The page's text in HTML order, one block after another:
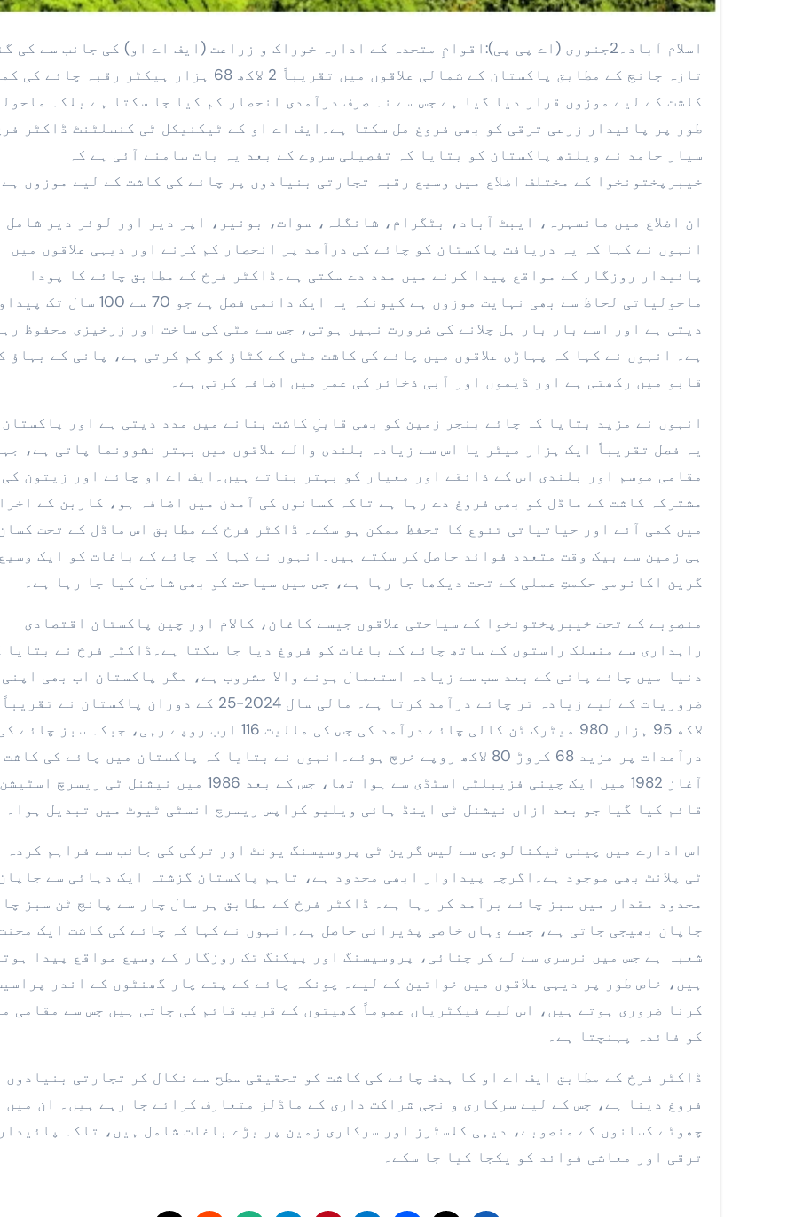
اسلام آباد۔2جنوری (اے پی پی):اقوامِ متحدہ کے ادارہ خوراک و زراعت (ایف اے او) کی جانب سے کی گئی
تازہ جانچ کے مطابق پاکستان کے شمالی علاقوں میں تقریباً 2 لاکھ 68 ہزار ہیکٹر رقبہ
کاشت کے لیے موزوں قرار دیا گیا ہے جس سے نہ صرف درآمدی انحصار کم کیا جا سکتا ہے بلکہ
طور پر پائیدار زرعی ترقی کو بھی فروغ مل سکتا ہے۔ایف اے او کے ٹیکنیکل ٹی کنسلٹنٹ ڈاکٹر
سیار حامد نے ویلتھ پاکستان کو بتایا کہ تفصیلی سروے کے بعد یہ بات سامنے آئی ہے کہ
خیبرپختونخوا کے مختلف اضلاع میں وسیع رقبہ تجارتی بنیادوں پر چائے کی کاشت کے لیے موزوں
ان اضلاع میں مانسہرہ، ایبٹ آباد، بٹگرام، شانگلہ، سوات، بونیر، اپر دیر اور لوئر دیر شامل
انہوں نے کہا کہ یہ دریافت پاکستان کو چائے کی درآمد پر انحصار کم کرنے اور دیہی علاقوں میں
پائیدار روزگار کے مواقع پیدا کرنے میں مدد دے سکتی ہے۔ڈاکٹر فرخ کے مطابق چائے کا پودا
ماحولیاتی لحاظ سے بھی نہایت موزوں ہے کیونکہ یہ ایک دائمی فصل ہے جو 70 سے
دیتی ہے اور اسے بار بار ہل چلانے کی ضرورت نہیں ہوتی، جس سے مٹی کی ساخت اور زرخیزی محفوظ
ہے۔ انہوں نے کہا کہ پہاڑی علاقوں میں چائے کی کاشت مٹی کے کٹاؤ کو کم کرتی ہے، پانی کے بہاؤ
قابو میں رکھتی ہے اور ڈیموں اور آبی ذخائر کی عمر میں اضافہ کرتی ہے۔
انہوں نے مزید بتایا کہ چائے بنجر زمین کو بھی قابلِ کاشت بنانے میں مدد دیتی ہے اور
یہ فصل تقریباً ایک ہزار میٹر یا اس سے زیادہ بلندی والے علاقوں میں بہتر نشوونما پاتی ہے،
مقامی موسم اور بلندی اس کے ذائقے اور معیار کو بہتر بناتے ہیں۔ایف اے او چائے اور زیتون کی
مشترکہ کاشت کے ماڈل کو بھی فروغ دے رہا ہے تاکہ کسانوں کی آمدن میں اضافہ ہو، کاربن کے
میں کمی آئے اور حیاتیاتی تنوع کا تحفظ ممکن ہو سکے۔ ڈاکٹر فرخ کے مطابق اس ماڈل کے تحت
ہی زمین سے بیک وقت متعدد فوائد حاصل کر سکتے ہیں۔انہوں نے کہا کہ چائے کے باغات کو ایک
گرین اکانومی حکمتِ عملی کے تحت دیکھا جا رہا ہے، جس میں سیاحت کو بھی شامل کیا جا رہا ہے۔
منصوبے کے تحت خیبرپختونخوا کے سیاحتی علاقوں جیسے کاغان، کالام اور چین پاکستان اقتصادی
راہداری سے منسلک راستوں کے ساتھ چائے کے باغات کو فروغ دیا جا سکتا ہے۔ڈاکٹر فرخ نے بتایا
دنیا میں چائے پانی کے بعد سب سے زیادہ استعمال ہونے والا مشروب ہے، مگر پاکستان اب بھی اپنی
ضروریات کے لیے زیادہ تر چائے درآمد کرتا ہے۔ مالی سال 2024-25 کے دوران پاکستان
لاکھ 95 ہزار 980 میٹرک ٹن کالی چائے درآمد کی جس کی مالیت 116 ارب روپے رہی، جبکہ سبز چائے
درآمدات پر مزید 68 کروڑ 80 لاکھ روپے خرچ ہوئے۔انہوں نے بتایا کہ پاکستان میں چائے کی
آغاز 1982 میں ایک چینی فزیبلٹی اسٹڈی سے ہوا تھا، جس کے بعد 1986 میں نیشنل ٹی ریسرچ اسٹیشن
قائم کیا گیا جو بعد ازاں نیشنل ٹی اینڈ ہائی ویلیو کراپس ریسرچ انسٹی ٹیوٹ میں تبدیل ہوا۔
اس ادارے میں چینی ٹیکنالوجی سے لیس گرین ٹی پروسیسنگ یونٹ اور ترکی کی جانب سے فراہم کردہ
ٹی پلانٹ بھی موجود ہے۔اگرچہ پیداوار ابھی محدود ہے، تاہم پاکستان گزشتہ ایک دہائی سے
محدود مقدار میں سبز چائے برآمد کر رہا ہے۔ ڈاکٹر فرخ کے مطابق ہر سال چار سے پانچ ٹن سبز
جاپان بھیجی جاتی ہے، جسے وہاں خاصی پذیرائی حاصل ہے۔انہوں نے کہا کہ چائے کی کاشت ایک
شعبہ ہے جس میں نرسری سے لے کر چنائی، پروسیسنگ اور پیکنگ تک روزگار کے وسیع مواقع پیدا
ہیں، خاص طور پر دیہی علاقوں میں خواتین کے لیے۔ چونکہ چائے کے پتے چار گھنٹوں کے اندر
کرنا ضروری ہوتے ہیں، اس لیے فیکٹریاں عموماً کھیتوں کے قریب قائم کی جاتی ہیں جس سے مقامی
کو فائدہ پہنچتا ہے۔
ڈاکٹر فرخ کے مطابق ایف اے او کا ہدف چائے کی کاشت کو تحقیقی سطح سے نکال کر تجارتی بنیادوں
فروغ دینا ہے، جس کے لیے سرکاری و نجی شراکت داری کے ماڈلز متعارف کرائے جا رہے ہیں۔ ان میں
چھوٹے کسانوں کے منصوبے، دیہی کلسٹرز اور سرکاری زمین پر بڑے باغات شامل ہیں، تاکہ پائیدار
ترقی اور معاشی فوائد کو یکجا کیا جا سکے۔